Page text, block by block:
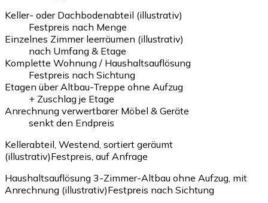
Keller- oder Dachbodenabteil (illustrativ)
Festpreis nach Menge
Einzelnes Zimmer leerräumen (illustrativ)
nach Umfang & Etage
Komplette Wohnung / Haushaltsauflösung
Festpreis nach Sichtung
Etagen über Altbau-Treppe ohne Aufzug
+ Zuschlag je Etage
Anrechnung verwertbarer Möbel & Geräte
senkt den Endpreis
Kellerabteil, Westend, sortiert geräumt
(illustrativ)Festpreis, auf Anfrage
Haushaltsauflösung 3-Zimmer-Altbau ohne Aufzug, mit
Anrechnung (illustrativ)Festpreis nach Sichtung